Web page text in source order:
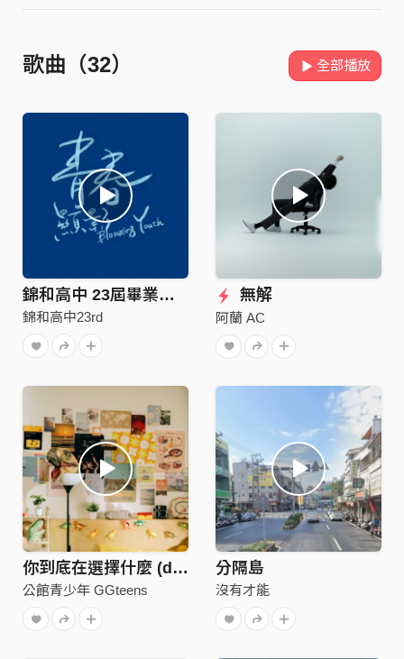
歌曲（32） 全部播放
錦和高中 23屆畢業歌《青春顯影》
錦和高中23rd
無解
阿蘭 AC
你到底在選擇什麼 (demo)
公館青少年 GGteens
分隔島
沒有才能